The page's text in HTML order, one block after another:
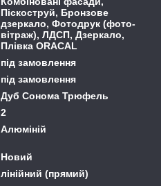
Піскоструй, Бронзове
дзеркало, Фотодрук (фото-
вітраж), ЛДСП, Дзеркало,
Плівка ORACAL
під замовлення
під замовлення
Дуб Сонома Трюфель
2
Алюміній
Новий
лінійний (прямий)